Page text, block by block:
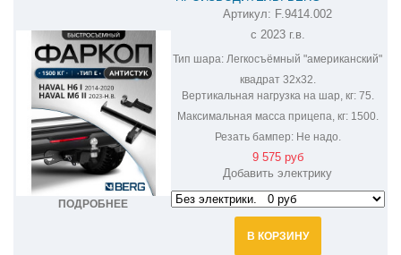
ПОДРОБНЕЕ
ФАРКОП НА HAVAL M6 F.9414.002
Артикул: F.9414.002
с 2023 г.в.
Тип шара: Легкосъёмный "американский"
квадрат 32х32.
Вертикальная нагрузка на шар, кг:75.
Максимальная масса прицепа, кг:1500.
Резать бампер:Не надо.
9 575 руб
Добавить электрику
В КОРЗИНУ